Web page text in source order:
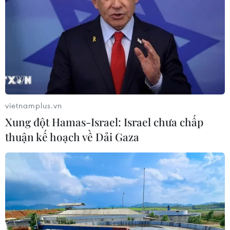
18/07/2022 07:52
Ứng cử viên Droupadi Murmu của Liên minh dân chủ
quốc gia cầm quyền (NDA) được cho là sẽ giành chiến
thắng trước ứng cử viên Yashwant Sinha của phe đối
vietnamplus.vn
Xung đột Hamas-Israel: Israel chưa chấp
thuận kế hoạch về Dải Gaza